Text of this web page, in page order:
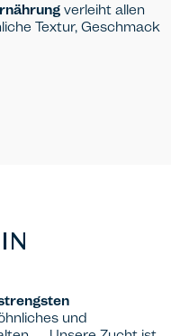
verleiht allen
Textur, Geschmack
und